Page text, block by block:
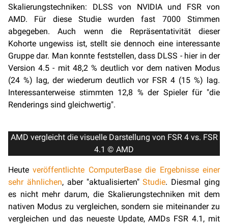
Skalierungstechniken: DLSS von NVIDIA und FSR von
AMD. Für diese Studie wurden fast 7000 Stimmen
abgegeben. Auch wenn die Repräsentativität dieser
Kohorte ungewiss ist, stellt sie dennoch eine interessante
Gruppe dar. Man konnte feststellen, dass DLSS - hier in der
Version 4.5 - mit 48,2 % deutlich vor dem nativen Modus
(24 %) lag, der wiederum deutlich vor FSR 4 (15 %) lag.
Interessanterweise stimmten 12,8 % der Spieler für "die
Renderings sind gleichwertig".
AMD vergleicht die visuelle Darstellung von FSR 4 vs. FSR
4.1 © AMD
Heuteveröffentlichte ComputerBase die Ergebnisse einer
sehr ähnlichen, aber "aktualisierten"Studie. Diesmal ging
es nicht mehr darum, die Skalierungstechniken mit dem
nativen Modus zu vergleichen, sondern sie miteinander zu
vergleichen und das neueste Update, AMDs FSR 4.1, mit